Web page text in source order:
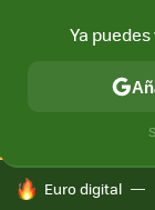
CONECTIVIDAD
HOY SE HABLA
Euro digital
Ya